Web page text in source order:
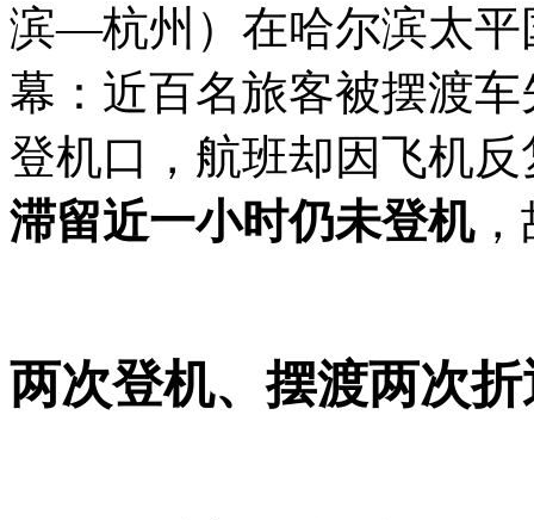
滨—杭州）在哈尔滨太平
幕：近百名旅客被摆渡
登机口，航班却因飞机
滞留近一小时仍未登机，
两次登机、摆渡两次